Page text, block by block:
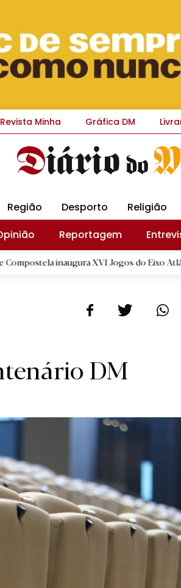
Revista Minha Gráfica DM
Região Desporto Religião
Reportagem
XVI Jogos do Eixo Atlântico com
DM